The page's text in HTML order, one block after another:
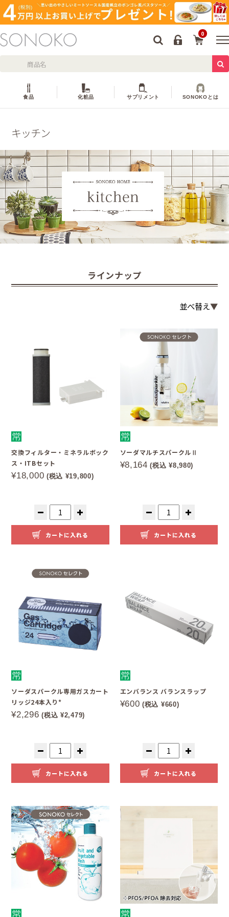
0
食品 化粧品 サプリメント SONOKOとは
キッチン
ラインナップ
並べ替え
交換フィルター・ミネラルボック
ス・ITBセット
¥18,000 (税込 ¥19,800)
カートに入れる
ソーダマルチスパークルⅡ
¥8,164 (税込 ¥8,980)
カートに入れる
ソーダスパークル専用ガスカート
リッジ24本入り*
¥2,296 (税込 ¥2,479)
カートに入れる
エンバランス バランスラップ
¥600 (税込 ¥660)
カートに入れる